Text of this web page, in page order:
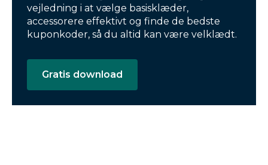
vejledning i at vælge basisklæder,
accessorere effektivt og finde de bedste
kuponkoder, så du altid kan være velklædt.
Gratis download